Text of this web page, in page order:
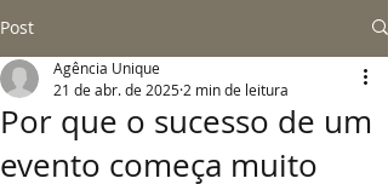
Post
Por que o sucesso de um
evento começa muito
Agência Unique
21 de abr. de 2025 2 min de leitura